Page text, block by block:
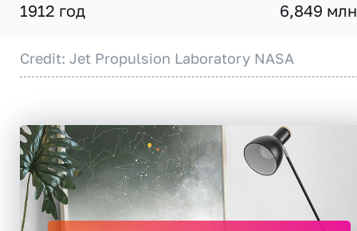
1912 год 6,849
Credit: Jet Propulsion Laboratory NASA